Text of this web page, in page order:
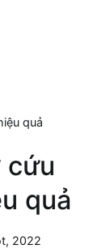
cứu
quả
2022